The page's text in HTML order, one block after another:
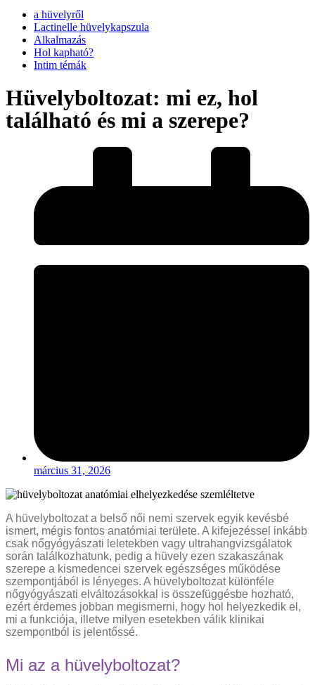
a hüvelyről
Lactinelle hüvelykapszula
Alkalmazás
Hol kapható?
Intim témák
Hüvelyboltozat: mi ez, hol
található és mi a szerepe?
március 31, 2026
A hüvelyboltozat a belső női nemi szervek egyik kevésbé
ismert, mégis fontos anatómiai területe. A kifejezéssel inkább
csak nőgyógyászati leletekben vagy ultrahangvizsgálatok
során találkozhatunk, pedig a hüvely ezen szakaszának
szerepe a kismedencei szervek egészséges működése
szempontjából is lényeges. A hüvelyboltozat különféle
nőgyógyászati elváltozásokkal is összefüggésbe hozható,
ezért érdemes jobban megismerni, hogy hol helyezkedik el,
mi a funkciója, illetve milyen esetekben válik klinikai
szempontból is jelentőssé.
Mi az a hüvelyboltozat?